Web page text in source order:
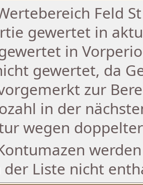
Feld
gewertet in
in
gewertet, da
zur
in der
wegen
der Liste nicht